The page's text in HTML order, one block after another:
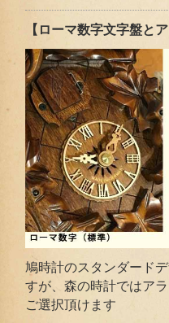
【ローマ数字文字盤と
鳩時計のスタンダード
すが、森の時計ではア
ご選択頂けます